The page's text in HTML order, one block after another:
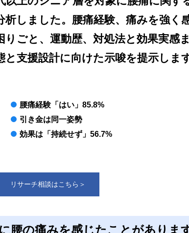
析しました。腰痛経験、痛みを強く
りごと、運動歴、対処法と効果実感
支援設計に向けた示唆を提示します
腰痛経験「はい」85.8%
引き金は同一姿勢
効果は「持続せず」56.7%
リサーチ相談はこちら＞
腰の痛みを感じたことがありま